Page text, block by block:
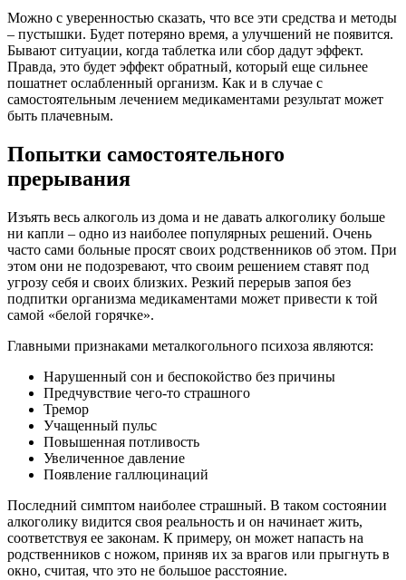
Можно с уверенностью сказать, что все эти средства и методы
– пустышки. Будет потеряно время, а улучшений не появится.
Бывают ситуации, когда таблетка или сбор дадут эффект.
Правда, это будет эффект обратный, который еще сильнее
пошатнет ослабленный организм. Как и в случае с
самостоятельным лечением медикаментами результат может
быть плачевным.
Попытки самостоятельного
прерывания
Изъять весь алкоголь из дома и не давать алкоголику больше
ни капли – одно из наиболее популярных решений. Очень
часто сами больные просят своих родственников об этом. При
этом они не подозревают, что своим решением ставят под
угрозу себя и своих близких. Резкий перерыв запоя без
подпитки организма медикаментами может привести к той
самой «белой горячке».
Главными признаками металкогольного психоза являются:
Нарушенный сон и беспокойство без причины
Предчувствие чего-то страшного
Тремор
Учащенный пульс
Повышенная потливость
Увеличенное давление
Появление галлюцинаций
Последний симптом наиболее страшный. В таком состоянии
алкоголику видится своя реальность и он начинает жить,
соответствуя ее законам. К примеру, он может напасть на
родственников с ножом, приняв их за врагов или прыгнуть в
окно, считая, что это не большое расстояние.